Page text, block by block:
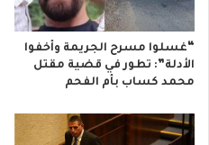
“غسلوا مسرح الجريمة وأخفوا
الأدلة”: تطور في قضية مقتل
محمد كساب بأم الفحم